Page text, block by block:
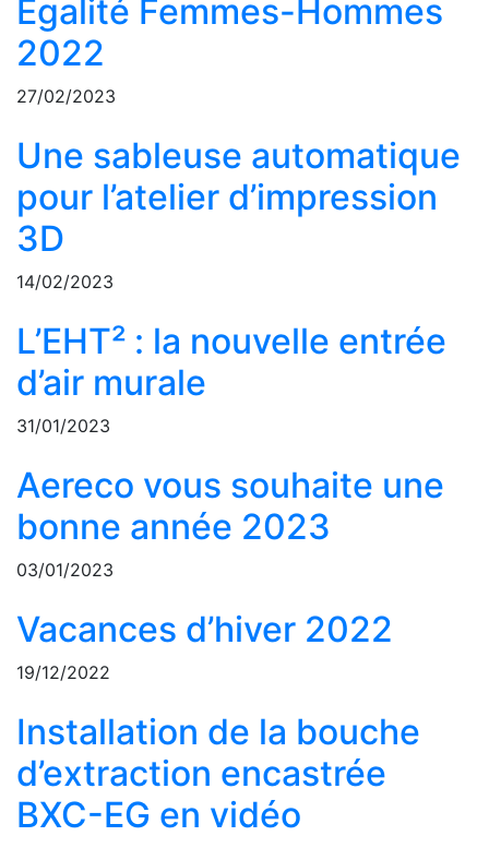
Egalité Femmes-Hommes
2022
27/02/2023
Une sableuse automatique
pour l’atelier d’impression
3D
14/02/2023
L’EHT² : la nouvelle entrée
d’air murale
31/01/2023
Aereco vous souhaite une
bonne année 2023
03/01/2023
Vacances d’hiver 2022
19/12/2022
Installation de la bouche
d’extraction encastrée
BXC-EG en vidéo